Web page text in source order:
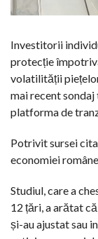
Investitorii
protecție
volatilității
mai recent
platforma de
Potrivit sursei
economiei
Studiul, care a
12 țări, a arătat
și-au ajustat sau